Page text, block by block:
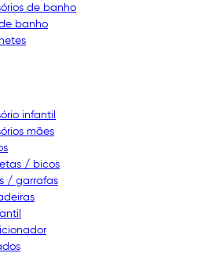
de banho
banho
infantil
mães
/ bicos
/ garrafas